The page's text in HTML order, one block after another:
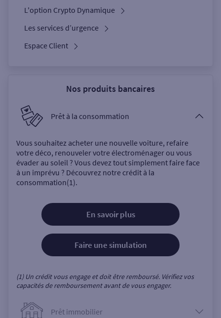
L'option Crypto Dynamique
Les services d’urgence
Espace Client
Nos produits bancaires
Prêt à la consommation
Vous souhaitez acheter une nouvelle voiture, refaire
votre déco, renouveler votre électroménager ou vous
évader au soleil ? Vous devez tout simplement faire face
à un imprévu ? Découvrez notre crédit à la
consommation(1).
En savoir plus
Faire une simulation
(1) Un crédit vous engage et doit être remboursé. Vérifiez vos
capacités de remboursement avant de vous engager.
Prêt immobilier